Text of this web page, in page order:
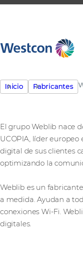
Inicio Fabricantes
El grupo Weblib nace
UCOPIA, líder
digital de sus clientes
optimizando la
Weblib es un
a medida. Ayudan a
conexiones Wi-Fi.
digitales.